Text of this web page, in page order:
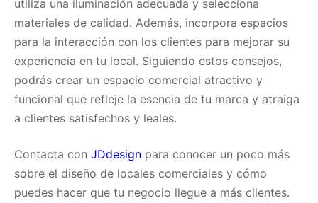
utiliza una iluminación adecuada y selecciona
materiales de calidad. Además, incorpora espacios
para la interacción con los clientes para mejorar su
experiencia en tu local. Siguiendo estos consejos,
podrás crear un espacio comercial atractivo y
funcional que refleje la esencia de tu marca y atraiga
a clientes satisfechos y leales.
Contacta con JDdesign para conocer un poco más
sobre el diseño de locales comerciales y cómo
puedes hacer que tu negocio llegue a más clientes.